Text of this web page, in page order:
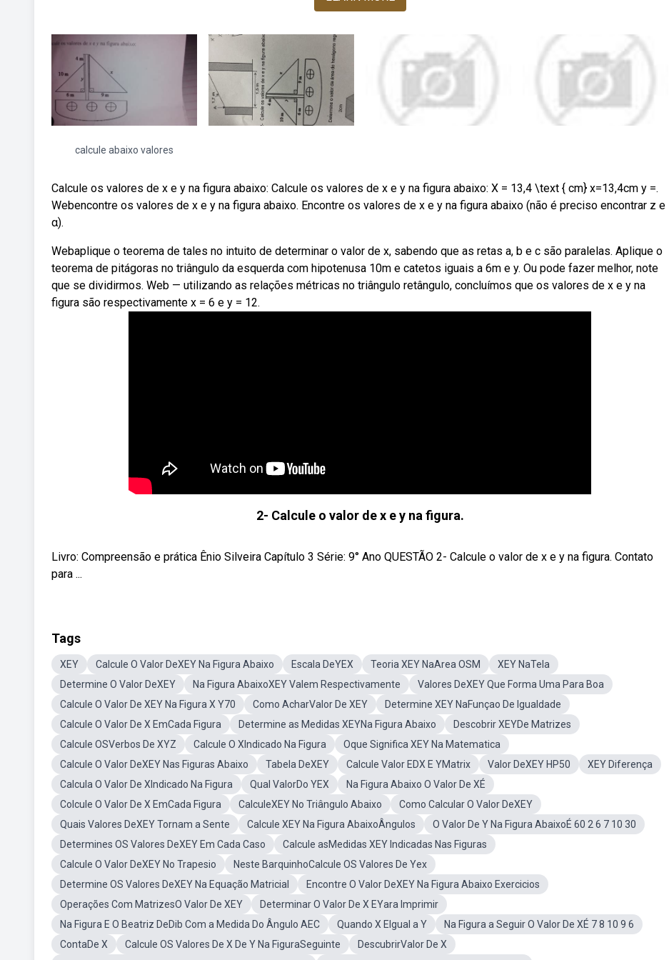
calcule abaixo valores
Calcule os valores de x e y na figura abaixo: Calcule os valores de x e y na figura abaixo: X = 13,4 \text { cm} x=13,4cm y =.
Webencontre os valores de x e y na figura abaixo. Encontre os valores de x e y na figura abaixo (não é preciso encontrar z e
α).
Webaplique o teorema de tales no intuito de determinar o valor de x, sabendo que as retas a, b e c são paralelas. Aplique o
teorema de pitágoras no triângulo da esquerda com hipotenusa 10m e catetos iguais a 6m e y. Ou pode fazer melhor, note
que se dividirmos. Web — utilizando as relações métricas no triângulo retângulo, concluímos que os valores de x e y na
figura são respectivamente x = 6 e y = 12.
2- Calcule o valor de x e y na figura.
Livro: Compreensão e prática Ênio Silveira Capítulo 3 Série: 9° Ano QUESTÃO 2- Calcule o valor de x e y na figura. Contato
para ...
Tags
XEY Calcule O Valor DeXEY Na Figura Abaixo Escala DeYEX Teoria XEY NaArea OSM
XEY NaTela
Determine O Valor DeXEY
Na Figura AbaixoXEY Valem Respectivamente
Valores DeXEY Que Forma Uma Para Boa
Calcule O Valor De XEY Na Figura X Y70
Como AcharValor De XEY
Determine XEY NaFunçao De Igualdade
Calcule O Valor De X EmCada Figura
Determine as Medidas XEYNa Figura Abaixo
Descobrir XEYDe Matrizes
Calcule OSVerbos De XYZ
Calcule O XIndicado Na Figura
Oque Significa XEY Na Matematica
Calcule O Valor DeXEY Nas Figuras Abaixo
Tabela DeXEY Calcule Valor EDX E YMatrix Valor DeXEY HP50
XEY Diferença
Calcula O Valor De XIndicado Na Figura
Qual ValorDo YEX
Na Figura Abaixo O Valor De XÉ
Colcule O Valor De X EmCada Figura
CalculeXEY No Triângulo Abaixo
Como Calcular O Valor DeXEY
Quais Valores DeXEY Tornam a Sente
Calcule XEY Na Figura AbaixoÂngulos
O Valor De Y Na Figura AbaixoÉ 60 2 6 7 10 30
Determines OS Valores DeXEY Em Cada Caso
Calcule asMedidas XEY Indicadas Nas Figuras
Calcule O Valor DeXEY No Trapesio
Neste BarquinhoCalcule OS Valores De Yex
Determine OS Valores DeXEY Na Equação Matricial
Encontre O Valor DeXEY Na Figura Abaixo Exercicios
Operações Com MatrizesO Valor De XEY
Determinar O Valor De X EYara Imprimir
Na Figura E O Beatriz DeDib Com a Medida Do Ângulo AEC
Quando X EIgual a Y
Na Figura a Seguir O Valor De XÉ 7 8 10 9 6
ContaDe X
Calcule OS Valores De X De Y Na FiguraSeguinte
DescubrirValor De X